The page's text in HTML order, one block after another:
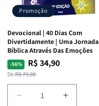
Promoção
Devocional | 40 Dias Com
Divertidamente | Uma Jornada
Bíblica Através Das Emoções
-56%
Preço
normal
De:R$ 79,90
Preço
promocional
R$ 34,90
Diminuir
Aumentar